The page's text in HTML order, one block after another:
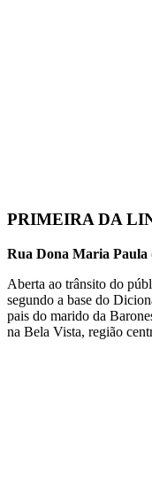
PRIMEIRA DA
Rua Dona Maria Paula
Aberta ao trânsito do
segundo a base do
pais do marido da
na Bela Vista, região